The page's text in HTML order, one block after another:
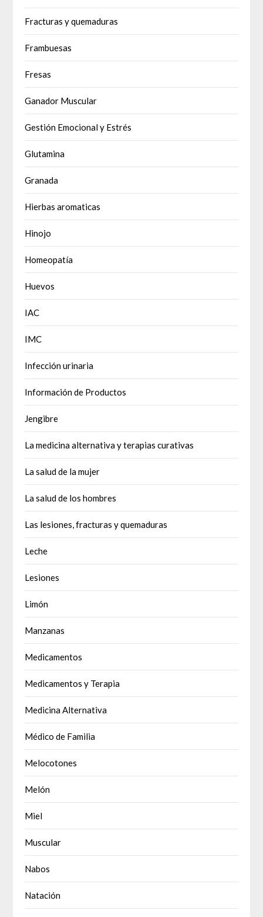
Fracturas y quemaduras
Frambuesas
Fresas
Ganador Muscular
Gestión Emocional y Estrés
Glutamina
Granada
Hierbas aromaticas
Hinojo
Homeopatía
Huevos
IAC
IMC
Infección urinaria
Información de Productos
Jengibre
La medicina alternativa y terapias curativas
La salud de la mujer
La salud de los hombres
Las lesiones, fracturas y quemaduras
Leche
Lesiones
Limón
Manzanas
Medicamentos
Medicamentos y Terapia
Medicina Alternativa
Médico de Familia
Melocotones
Melón
Miel
Muscular
Nabos
Natación